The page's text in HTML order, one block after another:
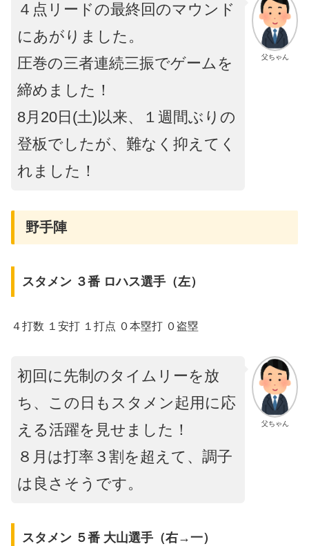
父ちゃん
４点リードの最終回のマウンド
にあがりました。
圧巻の三者連続三振でゲームを
締めました！
8月20日(土)以来、１週間ぶりの
登板でしたが、難なく抑えてく
れました！
野手陣
スタメン ３番 ロハス選手（左）
４打数 １安打 １打点 ０本塁打 ０盗塁
父ちゃん
初回に先制のタイムリーを放
ち、この日もスタメン起用に応
える活躍を見せました！
８月は打率３割を超えて、調子
は良さそうです。
スタメン ５番 大山選手（右→一）